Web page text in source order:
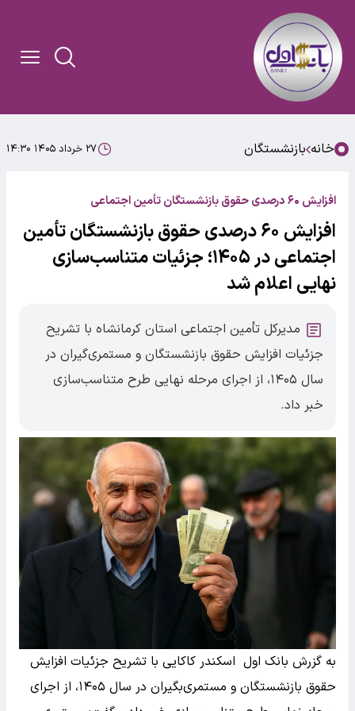
خانه بازنشستگان ۲۷ خرداد ۱۴۰۵ ۱۴:۳۰
افزایش ۶۰ درصدی حقوق بازنشستگان تأمین اجتماعی
افزایش ۶۰ درصدی حقوق بازنشستگان تأمین
اجتماعی در ۱۴۰۵؛ جزئیات متناسب‌سازی
نهایی اعلام شد
مدیرکل تأمین اجتماعی استان کرمانشاه با تشریح
جزئیات افزایش حقوق بازنشستگان و مستمری‌گیران در
سال ۱۴۰۵، از اجرای مرحله نهایی طرح متناسب‌سازی
خبر داد.
به گزرش بانک اول اسکندر کاکایی با تشریح جزئیات افزایش
حقوق بازنشستگان و مستمری‌بگیران در سال ۱۴۰۵، از اجرای